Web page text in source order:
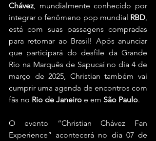
Chávez , mundialmente conhecido por
integrar o fenômeno pop mundial RBD
está com suas passagens compradas
para retornar ao Brasil! Após anunciar
que participará do desfile da Grande
Rio na Marquês de Sapucaí no dia 4 de
março de 2025, Christian também vai
cumprir uma agenda de encontros com
fãs no Rio de Janeiro e em São Paulo.
O evento “Christian Chávez Fan
Experience” acontecerá no dia 07 de